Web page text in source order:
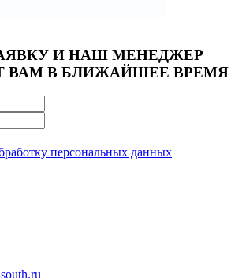
И НАШ МЕНЕДЖЕР
ВАМ В БЛИЖАЙШЕЕ ВРЕМЯ
персональных данных